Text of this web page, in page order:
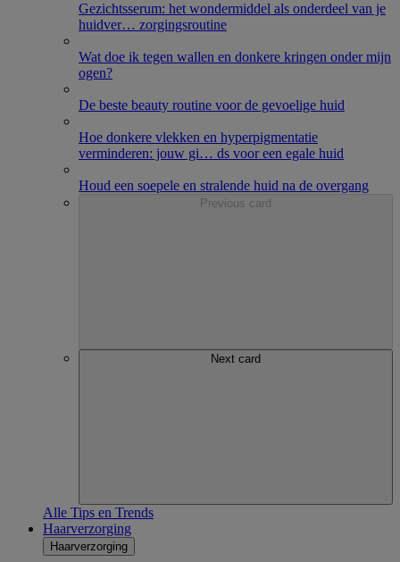
Gezichtsserum: het wondermiddel als onderdeel van je
huidver… zorgingsroutine
Wat doe ik tegen wallen en donkere kringen onder mijn
ogen?
De beste beauty routine voor de gevoelige huid
Hoe donkere vlekken en hyperpigmentatie
verminderen: jouw gi… ds voor een egale huid
Houd een soepele en stralende huid na de overgang
Previous card
Next card
Alle Tips en Trends
Haarverzorging
Haarverzorging